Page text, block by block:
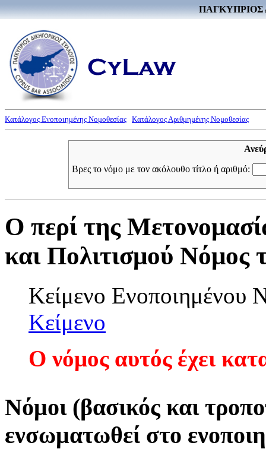
ΠΑΓΚΥΠΡΙΟΣ
Κατάλογος Ενοποιημένης Νομοθεσίας Κατάλογος Αριθμημένης Νομοθεσίας
Βρες το νόμο με τον ακόλουθο τίτλο ή αριθμό:
Ο περί της
και Πολιτισμού
Κείμενο
Κείμενο
Ο νόμος αυτός έχει
Νόμοι (βασικός και
ενσωματωθεί στο